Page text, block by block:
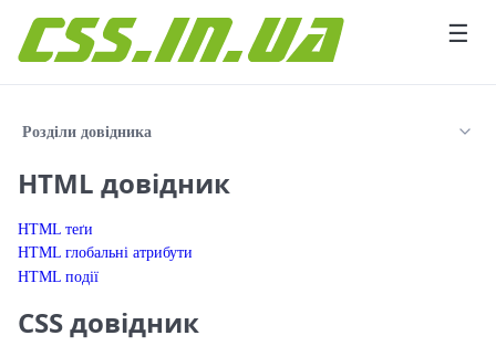
☰
Розділи довідника
HTML довідник
HTML теґи
HTML глобальні атрибути
HTML події
CSS довідник